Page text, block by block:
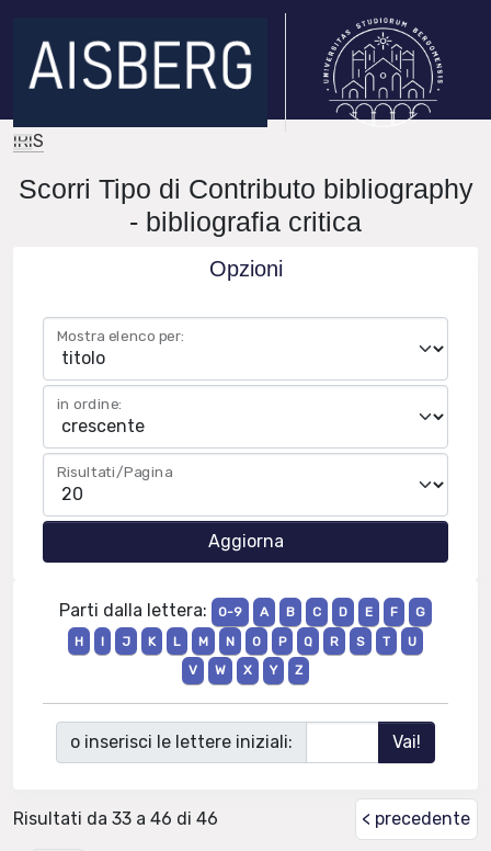
IRIS
Scorri Tipo di Contributo bibliography
- bibliografia critica
Opzioni
Mostra elenco per:
in ordine:
Risultati/Pagina
Parti dalla lettera: 0-9 A B C D E F
G
H
I J K L M N O P Q R S T
U
V
W X Y Z
o inserisci le lettere iniziali:
Risultati da 33 a 46 di 46 < precedente